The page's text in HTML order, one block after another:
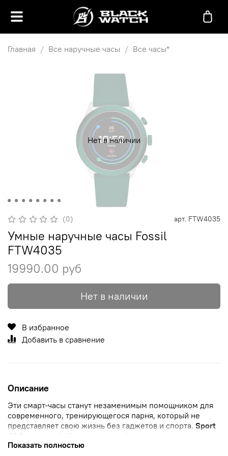
Главная Все наручные часы Все часы*
Нет в наличии
(0) арт. FTW4035
Умные наручные часы Fossil
FTW4035
19990.00 руб
Нет в наличии
В избранное
Добавить в сравнение
Описание
Эти смарт-часы станут незаменимым помощником для
современного, тренирующегося парня, который не
представляет свою жизнь без гаджетов и спорта. Sport
43 Smartwatch.
Смарт-часы на базе четырехъядерного
процессора Qualcomm® Snapdragon™ Wear 3100.
Показать полностью